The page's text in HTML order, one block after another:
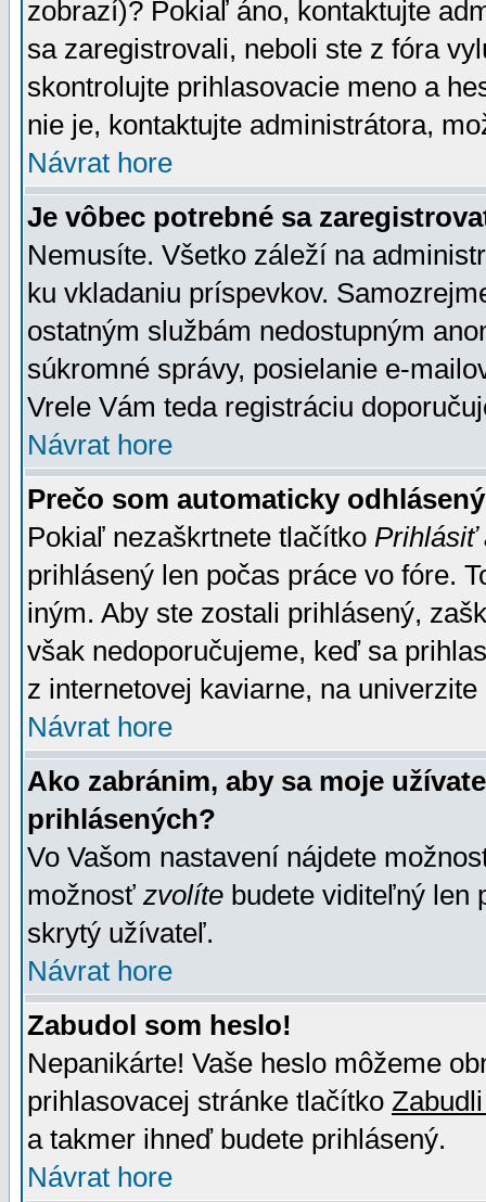
zobrazí)? Pokiaľ áno, kontaktujte
sa zaregistrovali, neboli ste z fóra
skontrolujte prihlasovacie meno a
nie je, kontaktujte administrátora,
Návrat hore
Je vôbec potrebné sa
Nemusíte. Všetko záleží na
ku vkladaniu príspevkov.
ostatným službám nedostupným
súkromné správy, posielanie e-
Vrele Vám teda registráciu
Návrat hore
Prečo som automaticky
Pokiaľ nezaškrtnete tlačítko Prihlásiť
prihlásený len počas práce vo fóre.
iným. Aby ste zostali prihlásený,
však nedoporučujeme, keď sa
z internetovej kaviarne, na univerzite
Návrat hore
Ako zabránim, aby sa moje
prihlásených?
Vo Vašom nastavení nájdete
možnosť zvolíte budete viditeľný len
skrytý užívateľ.
Návrat hore
Zabudol som heslo!
Nepanikárte! Vaše heslo môžeme
prihlasovacej stránke tlačítko
a takmer ihneď budete prihlásený.
Návrat hore